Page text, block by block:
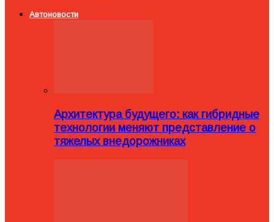
Автоновости
Архитектура будущего: как гибридные
технологии меняют представление о
тяжелых внедорожниках